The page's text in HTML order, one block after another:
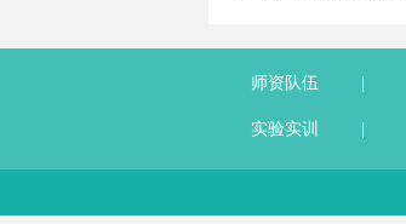
师资队伍
实验实训